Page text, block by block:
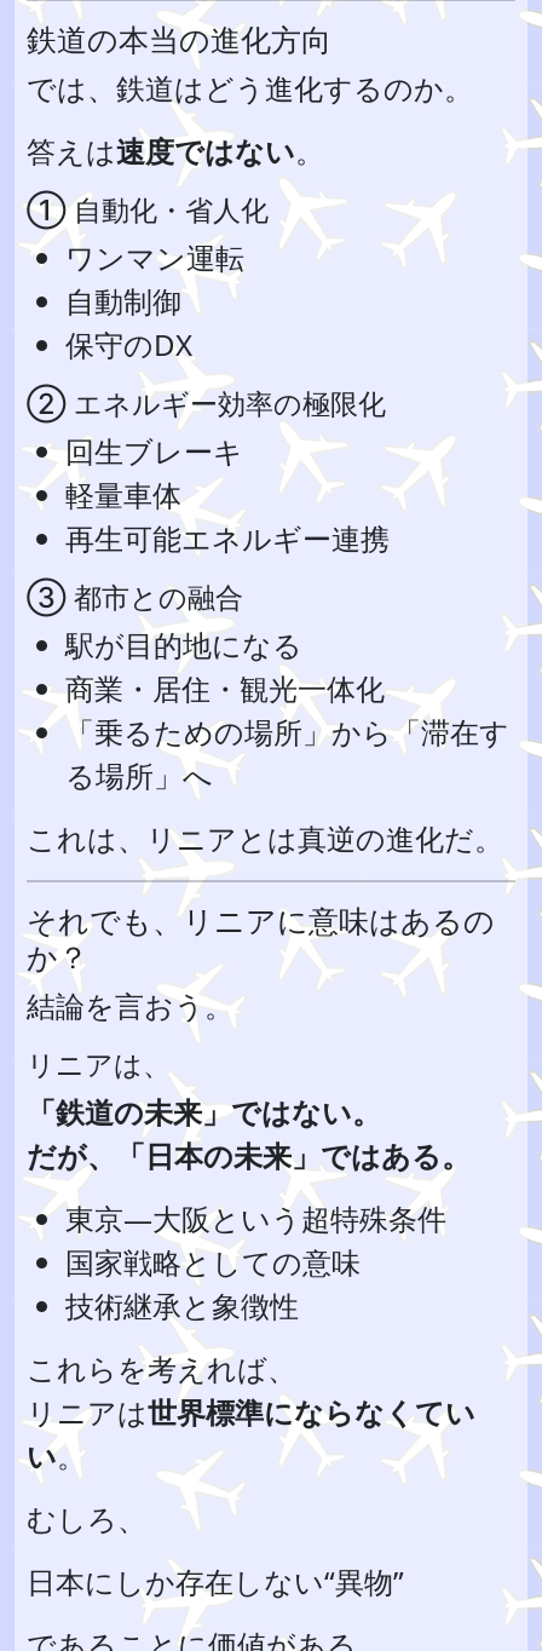
鉄道の本当の進化方向
では、鉄道はどう進化するのか。
答えは速度ではない。
① 自動化・省人化
ワンマン運転
自動制御
保守のDX
② エネルギー効率の極限化
回生ブレーキ
軽量車体
再生可能エネルギー連携
③ 都市との融合
駅が目的地になる
商業・居住・観光一体化
「乗るための場所」から「滞在す
る場所」へ
これは、リニアとは真逆の進化だ。
それでも、リニアに意味はあるの
か？
結論を言おう。
リニアは、
「鉄道の未来」ではない。
だが、「日本の未来」ではある。
東京―大阪という超特殊条件
国家戦略としての意味
技術継承と象徴性
これらを考えれば、
リニアは世界標準にならなくてい
い。
むしろ、
日本にしか存在しない“異物”